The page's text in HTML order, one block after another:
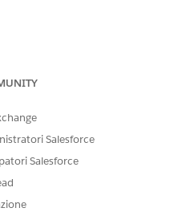
AI Agents for Employees.
Salesforce
Salesforce